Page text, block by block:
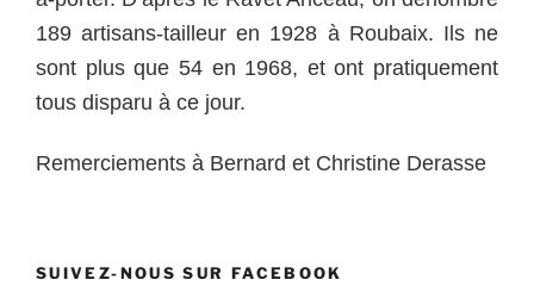
189 artisans-tailleur en 1928 à Roubaix. Ils ne
sont plus que 54 en 1968, et ont pratiquement
tous disparu à ce jour.
Remerciements à Bernard et Christine Derasse
SUIVEZ-NOUS SUR FACEBOOK